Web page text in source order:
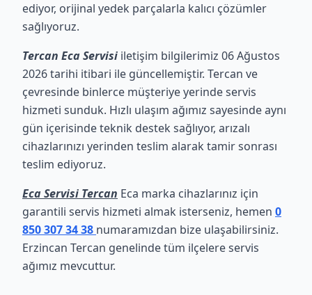
ediyor, orijinal yedek parçalarla kalıcı çözümler
sağlıyoruz.
Tercan Eca Servisi iletişim bilgilerimiz 06 Ağustos
2026 tarihi itibari ile güncellemiştir. Tercan ve
çevresinde binlerce müşteriye yerinde servis
hizmeti sunduk. Hızlı ulaşım ağımız sayesinde aynı
gün içerisinde teknik destek sağlıyor, arızalı
cihazlarınızı yerinden teslim alarak tamir sonrası
teslim ediyoruz.
Eca Servisi Tercan Eca marka cihazlarınız için
garantili servis hizmeti almak isterseniz, hemen 0
850 307 34 38 numaramızdan bize ulaşabilirsiniz.
Erzincan Tercan genelinde tüm ilçelere servis
ağımız mevcuttur.